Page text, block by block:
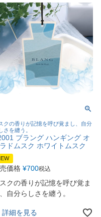
クの香りが記憶を呼び覚まし、自分
さを纏う。
ブラング ハンギング オ
ドムスク ホワイトムスク
価格 ¥700税込
クの香りが記憶を呼び覚ま
自分らしさを纏う。
詳細を見る